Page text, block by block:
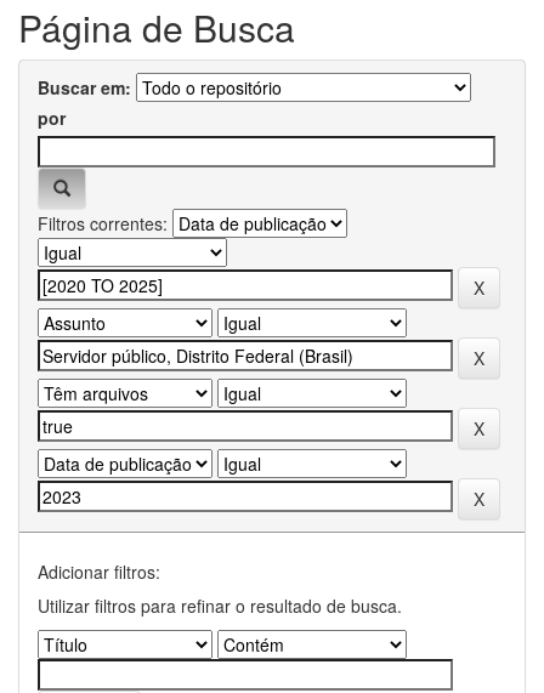
Página de Busca
Buscar em:
por
Filtros correntes:
Adicionar filtros:
Utilizar filtros para refinar o resultado de busca.